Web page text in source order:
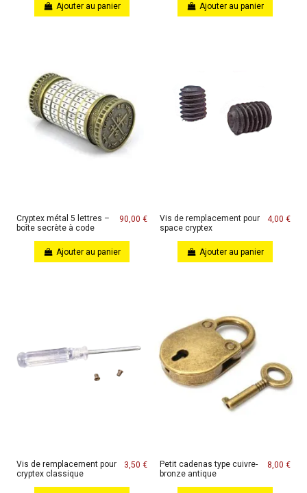
Ajouter au panier Ajouter au panier
Cryptex métal 5 lettres –
boîte secrète à code
90,00 €
Ajouter au panier
Vis de remplacement pour
space cryptex
4,00 €
Ajouter au panier
Vis de remplacement pour
cryptex classique
3,50 €
Petit cadenas type cuivre-
bronze antique
8,00 €